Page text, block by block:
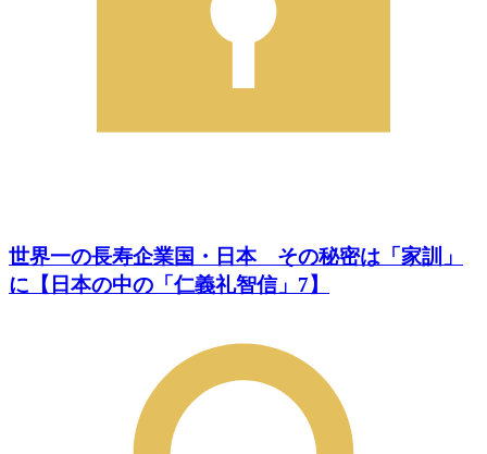
世界一の長寿企業国・日本 その秘密は「家訓」
に【日本の中の「仁義礼智信」7】